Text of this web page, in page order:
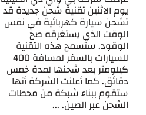
يوم الاثنين تقنية شحن جديدة قد
تشحن سيارة كهربائية في نفس
الوقت الذي يستغرقه ضخ
الوقود. ستسمح هذه التقنية
للسيارات بالسفر لمسافة 400
كيلومتر بعد شحنها لمدة خمس
دقائق. كما أعلنت الشركة أنها
ستقوم ببناء شبكة من محطات
الشحن عبر الصين. ...